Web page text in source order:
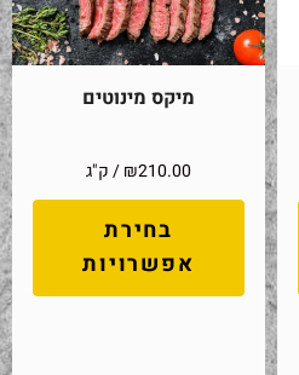
מיקס מינוטים
₪210.00 / ק"ג
בחירת
אפשרויות